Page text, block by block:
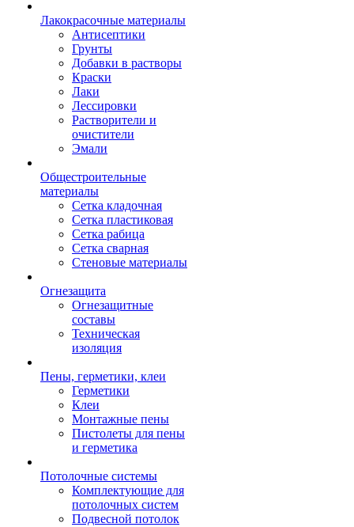
Лакокрасочные материалы
Антисептики
Грунты
Добавки в растворы
Краски
Лаки
Лессировки
Растворители и
очистители
Эмали
Общестроительные
материалы
Сетка кладочная
Сетка пластиковая
Сетка рабица
Сетка сварная
Стеновые материалы
Огнезащита
Огнезащитные
составы
Техническая
изоляция
Пены, герметики, клеи
Герметики
Клеи
Монтажные пены
Пистолеты для пены
и герметика
Потолочные системы
Комплектующие для
потолочных систем
Подвесной потолок